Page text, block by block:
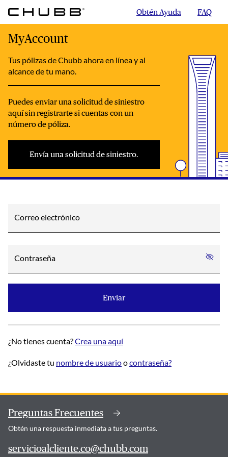
Obtén Ayuda FAQ
MyAccount
Tus pólizas de Chubb ahora en línea y al
alcance de tu mano.
Puedes enviar una solicitud de siniestro
aquí sin registrarte si cuentas con un
número de póliza.
Envía una solicitud de siniestro.
Correo electrónico
Contraseña
Enviar
¿No tienes cuenta?Crea una aquí
¿Olvidaste tu nombre de usuarioocontraseña?
Preguntas Frecuentes
Obtén una respuesta inmediata a tus preguntas.
servicioalcliente.co@chubb.com